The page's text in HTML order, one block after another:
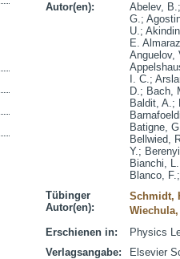
Autor(en): Abelev, B.
G.;
U.;
E. Almaraz
Anguelov,
I. C.;
D.; Bach,
Baldit, A.;
Batigne,
Bellwied,
Y.;
Bianchi, L.
Blanco, F.
Tübinger
Autor(en):
Schmidt,
Erschienen in:
Physics
Verlagsangabe:
Elsevier